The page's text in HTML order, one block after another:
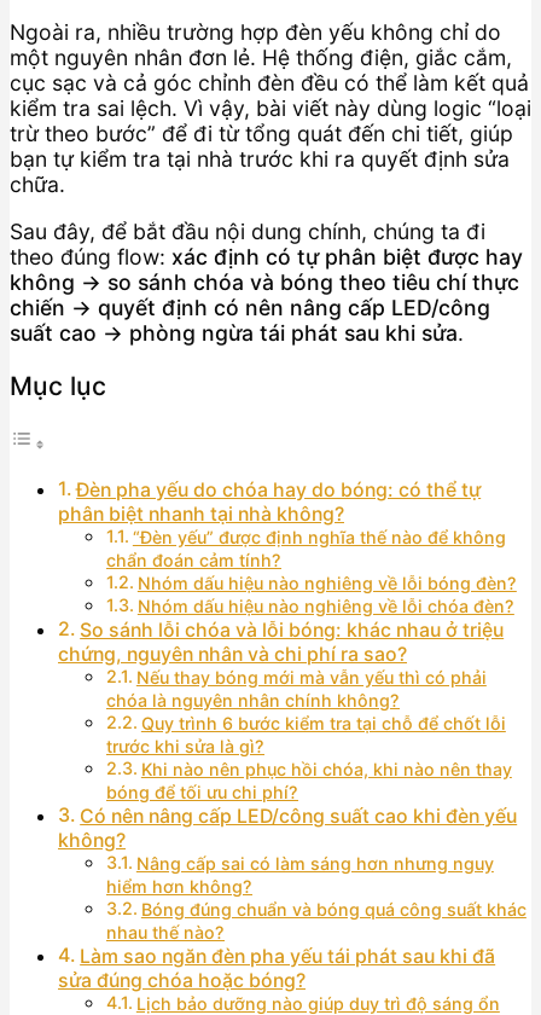
Ngoài ra, nhiều trường hợp đèn yếu không chỉ do
một nguyên nhân đơn lẻ. Hệ thống điện, giắc cắm,
cục sạc và cả góc chỉnh đèn đều có thể làm kết quả
kiểm tra sai lệch. Vì vậy, bài viết này dùng logic “loại
trừ theo bước” để đi từ tổng quát đến chi tiết, giúp
bạn tự kiểm tra tại nhà trước khi ra quyết định sửa
chữa.
Sau đây, để bắt đầu nội dung chính, chúng ta đi
theo đúng flow: xác định có tự phân biệt được hay
không → so sánh chóa và bóng theo tiêu chí thực
chiến → quyết định có nên nâng cấp LED/công
suất cao → phòng ngừa tái phát sau khi sửa.
Mục lục
Đèn pha yếu do chóa hay do bóng: có thể tự
phân biệt nhanh tại nhà không?
“Đèn yếu” được định nghĩa thế nào để không
chẩn đoán cảm tính?
Nhóm dấu hiệu nào nghiêng về lỗi bóng đèn?
Nhóm dấu hiệu nào nghiêng về lỗi chóa đèn?
So sánh lỗi chóa và lỗi bóng: khác nhau ở triệu
chứng, nguyên nhân và chi phí ra sao?
Nếu thay bóng mới mà vẫn yếu thì có phải
chóa là nguyên nhân chính không?
Quy trình 6 bước kiểm tra tại chỗ để chốt lỗi
trước khi sửa là gì?
Khi nào nên phục hồi chóa, khi nào nên thay
bóng để tối ưu chi phí?
Có nên nâng cấp LED/công suất cao khi đèn yếu
không?
Nâng cấp sai có làm sáng hơn nhưng nguy
hiểm hơn không?
Bóng đúng chuẩn và bóng quá công suất khác
nhau thế nào?
Làm sao ngăn đèn pha yếu tái phát sau khi đã
sửa đúng chóa hoặc bóng?
Lịch bảo dưỡng nào giúp duy trì độ sáng ổn